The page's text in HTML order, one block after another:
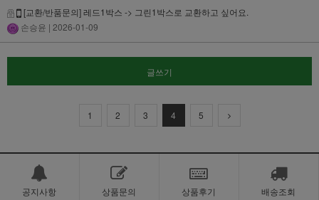
[교환/반품문의] 레드1박스 -> 그린1박스로 교환하고 싶어요.
손승윤 | 2026-01-09
글쓰기
1 2 3 4 5
공지사항 상품문의 상품후기 배송조회